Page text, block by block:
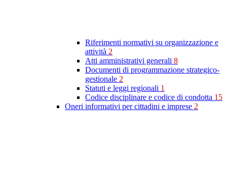
Riferimenti normativi su organizzazione e
attività 2
Atti amministrativi generali 8
Documenti di programmazione strategico-
gestionale 2
Statuti e leggi regionali 1
Codice disciplinare e codice di condotta 15
Oneri informativi per cittadini e imprese 2